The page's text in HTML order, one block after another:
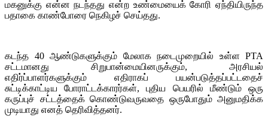
மகனுக்கு என்ன நடந்தது என்ற உண்மையைக் கோரி ஏந்தியிருந்த
பதாகை காண்போரை நெகிழச் செய்தது.
கடந்த 40 ஆண்டுகளுக்கும் மேலாக நடைமுறையில் உள்ள PTA
சட்டமானது சிறுபான்மையினருக்கும், அரசியல்
எதிர்ப்பாளர்களுக்கும் எதிராகப் பயன்படுத்தப்பட்டதைச்
சுட்டிக்காட்டிய போராட்டக்காரர்கள், புதிய பெயரில் மீண்டும் ஒரு
கருப்புச் சட்டத்தைக் கொண்டுவருவதை ஒருபோதும் அனுமதிக்க
முடியாது எனத் தெரிவித்தனர்.